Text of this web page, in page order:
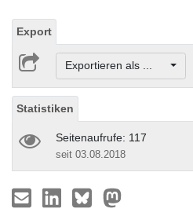
Export
Exportieren als ...
Statistiken
Seitenaufrufe: 117
seit 03.08.2018